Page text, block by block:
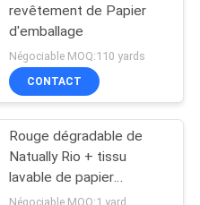
revêtement de Papier
d'emballage
Négociable MOQ:110 yards
CONTACT
Rouge dégradable de
Natually Rio + tissu
lavable de papier
d'emballage d'or pour le
Négociable MOQ:1 yard